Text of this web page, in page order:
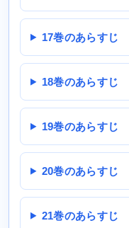
17巻のあらすじ
18巻のあらすじ
19巻のあらすじ
20巻のあらすじ
21巻のあらすじ